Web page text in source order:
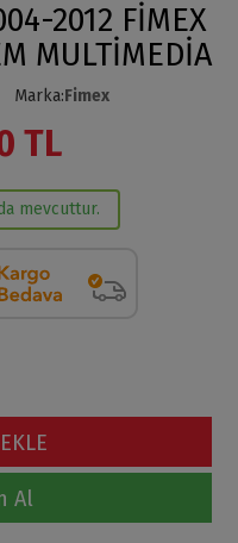
2012 FİMEX
MULTİMEDİA
Marka:Fimex
TL
mevcuttur.
Al